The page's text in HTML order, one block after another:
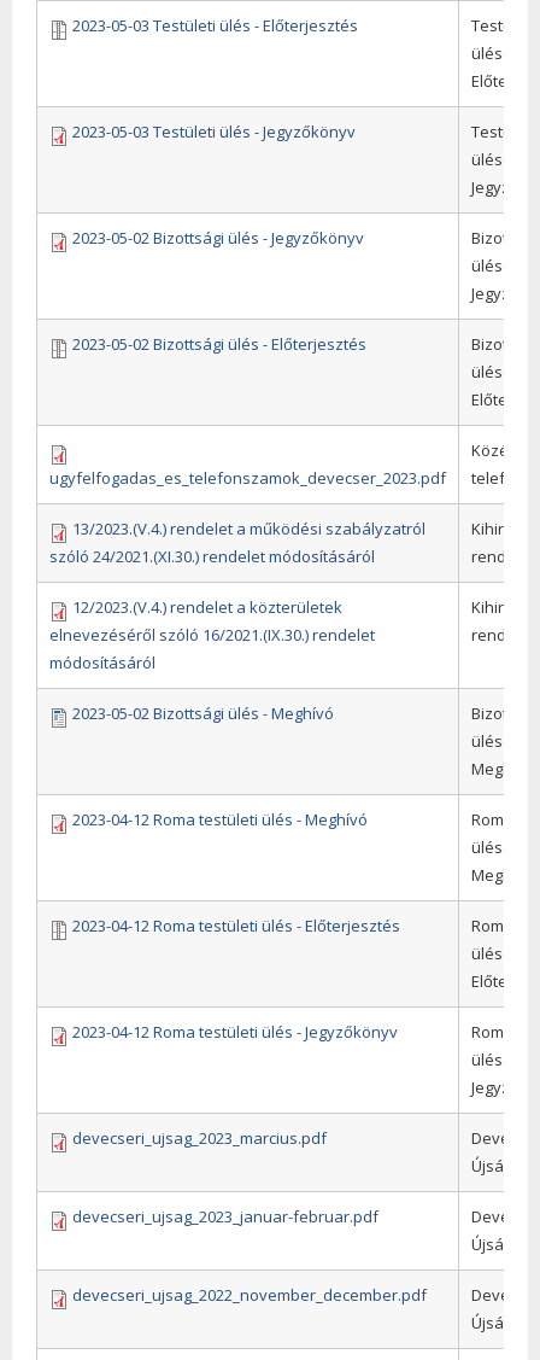
2023-05-03 Testületi ülés - Előterjesztés
Testületi
ülések,
2023-05-03 Testületi ülés - Jegyzőkönyv
Testületi
ülések,
2023-05-02 Bizottsági ülés - Jegyzőkönyv
ülések,
2023-05-02 Bizottsági ülés - Előterjesztés
ülések,
ugyfelfogadas_es_telefonszamok_devecser_2023.pdf
13/2023.(V.4.) rendelet a működési szabályzatról
szóló 24/2021.(XI.30.) rendelet módosításáról
12/2023.(V.4.) rendelet a közterületek
elnevezéséről szóló 16/2021.(IX.30.) rendelet
módosításáról
2023-05-02 Bizottsági ülés - Meghívó
ülések,
2023-04-12 Roma testületi ülés - Meghívó
Roma
ülések,
2023-04-12 Roma testületi ülés - Előterjesztés
Roma
ülések,
2023-04-12 Roma testületi ülés - Jegyzőkönyv
Roma
ülések,
devecseri_ujsag_2023_marcius.pdf
Újság
devecseri_ujsag_2023_januar-februar.pdf
Újság
devecseri_ujsag_2022_november_december.pdf
Újság